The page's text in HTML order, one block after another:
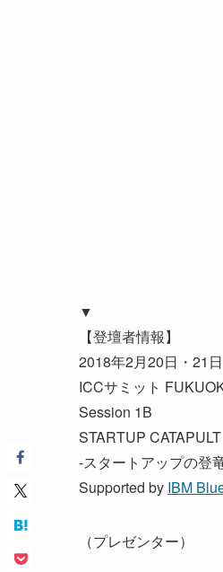
▼
【登壇者情報】
2018年2月20日・21
ICCサミット
Session 1B
STARTUP CATAPULT
-スタートアップの登
Supported by IBM
（プレゼンター）